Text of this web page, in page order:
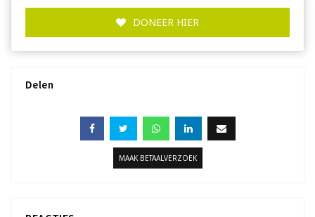
DONEER HIER
Delen
MAAK BETAALVERZOEK